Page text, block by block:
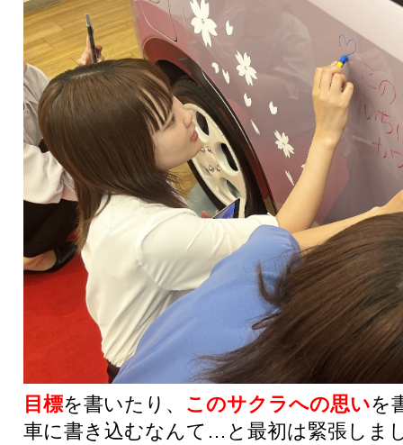
目標を書いたり、 このサクラへの思いを
車に書き込むなんて…と最初は緊張しま